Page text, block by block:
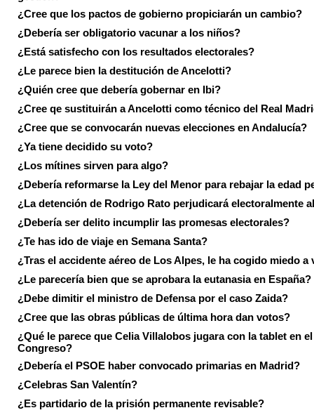
¿Cree que los pactos de gobierno propiciarán un cambio?
¿Debería ser obligatorio vacunar a los niños?
¿Está satisfecho con los resultados electorales?
¿Le parece bien la destitución de Ancelotti?
¿Quién cree que debería gobernar en Ibi?
¿Cree qe sustituirán a Ancelotti como técnico del Real
¿Cree que se convocarán nuevas elecciones en Andalucía?
¿Ya tiene decidido su voto?
¿Los mítines sirven para algo?
¿Debería reformarse la Ley del Menor para rebajar la edad
¿La detención de Rodrigo Rato perjudicará electoralmente
¿Debería ser delito incumplir las promesas electorales?
¿Te has ido de viaje en Semana Santa?
¿Tras el accidente aéreo de Los Alpes, le ha cogido miedo a
¿Le parecería bien que se aprobara la eutanasia en España?
¿Debe dimitir el ministro de Defensa por el caso Zaida?
¿Cree que las obras públicas de última hora dan votos?
¿Qué le parece que Celia Villalobos jugara con la tablet en el
Congreso?
¿Debería el PSOE haber convocado primarias en Madrid?
¿Celebras San Valentín?
¿Es partidario de la prisión permanente revisable?